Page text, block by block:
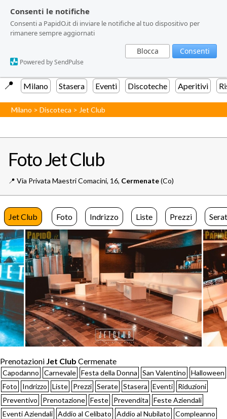
Consenti le notifiche
Consenti a PapidO.it di inviare le notifiche al tuo dispositivo per
rimanere sempre aggiornati
Blocca Consenti
Powered by SendPulse
Consenti le notifiche
Consenti a PapidO.it di inviare le notifiche al tuo dispositivo per
rimanere sempre aggiornati
Blocca Consenti
Powered by SendPulse
📍️ Milano Stasera Eventi Discoteche Aperitivi
Milano >Discoteca > Jet Club
Foto Jet Club
📍️ Via Privata Maestri Comacini, 16, Cermenate(Co)
Jet Club Foto Indrizzo Liste Prezzi
Prenotazioni Jet Club Cermenate
Capodanno Carnevale Festa della Donna San Valentino
Halloween
Foto
Indrizzo Liste Prezzi Serate Stasera Eventi
Riduzioni
Preventivo
Prenotazione Feste Prevendita
Feste Aziendali
Eventi Aziendali Addio al Celibato Addio al Nubilato
Compleanno